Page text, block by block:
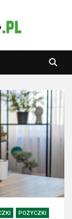
POŻYCZKI